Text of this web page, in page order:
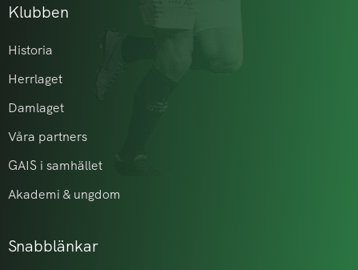
Klubben
Historia
Herrlaget
Damlaget
Våra partners
GAIS i samhället
Akademi & ungdom
Snabblänkar